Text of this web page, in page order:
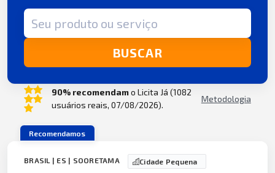
Termo de busca
BUSCAR
90% recomendamo Licita Já (1082
usuários reais, 07/08/2026).
Metodologia
Recomendamos
BRASIL | ES | SOORETAMA Cidade Pequena